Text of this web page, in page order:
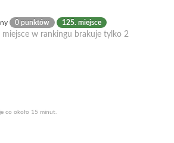
0 punktów 125. miejsce
miejsce w rankingu brakuje tylko 2
co około 15 minut.